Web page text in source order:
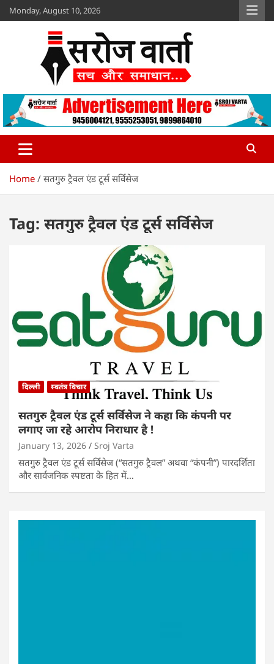
Skip
to
Monday, August 10, 2026
Sroj Varta
www.srojvarta.in
Home सतगुरु ट्रैवल एंड टूर्स सर्विसेज
Tag: सतगुरु ट्रैवल एंड टूर्स सर्विसेज
दिल्ली स्वतंत्र विचार
सतगुरु ट्रैवल एंड टूर्स सर्विसेज ने कहा कि कंपनी पर
लगाए जा रहे आरोप निराधार है !
January 13, 2026 Sroj Varta
सतगुरु ट्रैवल एंड टूर्स सर्विसेज (“सतगुरु ट्रैवल” अथवा “कंपनी”) पारदर्शिता
और सार्वजनिक स्पष्टता के हित में…